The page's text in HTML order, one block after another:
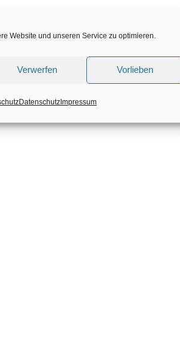
Website und unseren Service zu optimieren.
Verwerfen Vorlieben
DatenschutzImpressum